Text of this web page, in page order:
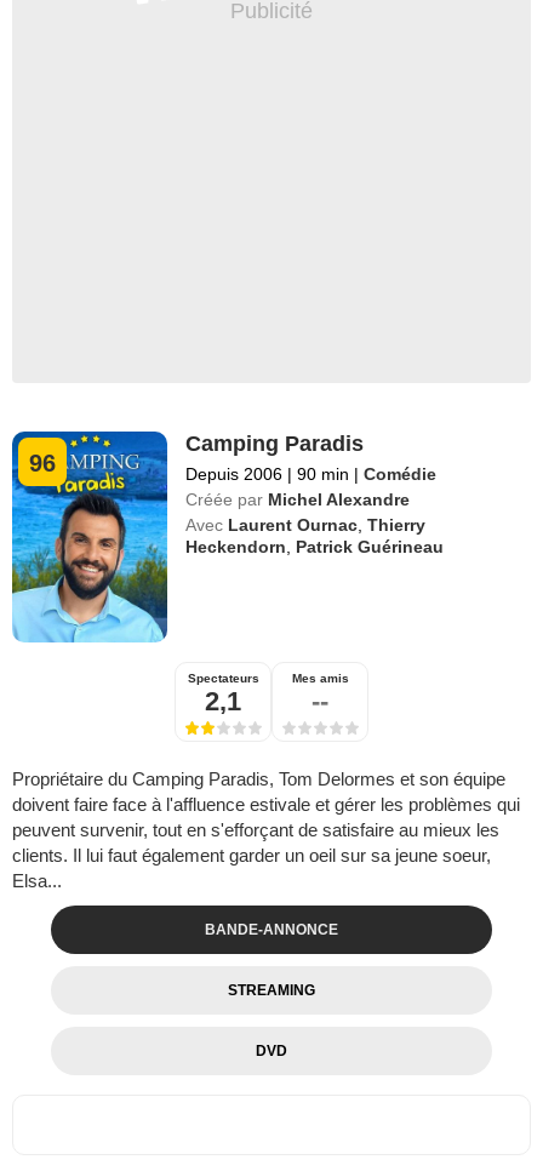
96
Camping Paradis
Depuis 2006 | 90 min | Comédie
Créée par Michel Alexandre
Avec Laurent Ournac ,Thierry
Heckendorn
Patrick Guérineau
Spectateurs
2,1
Mes amis
--
Propriétaire du Camping Paradis, Tom Delormes et son équipe
doivent faire face à l'affluence estivale et gérer les problèmes qui
peuvent survenir, tout en s'efforçant de satisfaire au mieux les
clients. Il lui faut également garder un oeil sur sa jeune soeur,
Elsa...
BANDE-ANNONCE
STREAMING
DVD